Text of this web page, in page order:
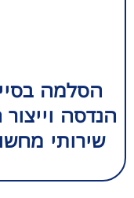
הנדסה
שירותי